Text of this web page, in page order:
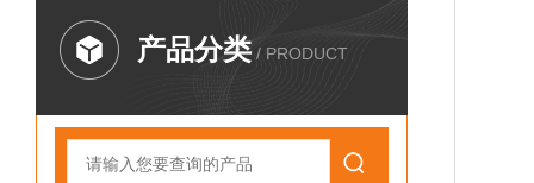
产品分类 / PRODUCT